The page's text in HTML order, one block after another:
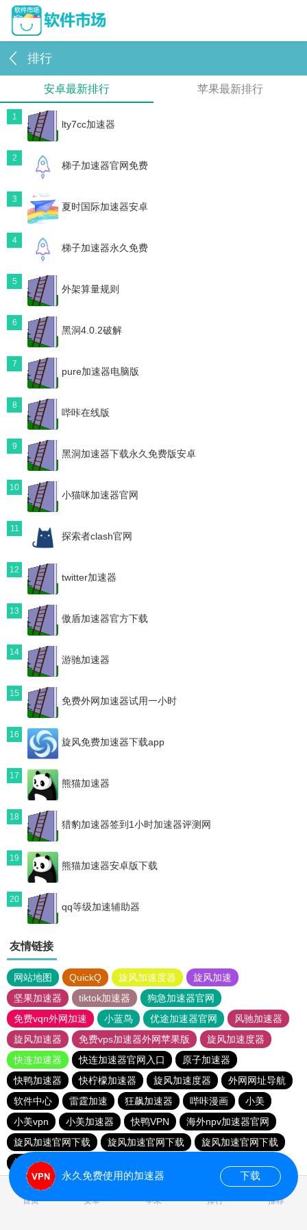
排行
安卓最新排行 苹果最新排行
1
lty7cc加速器
2
梯子加速器官网免费
3
夏时国际加速器安卓
4
梯子加速器永久免费
5
外架算量规则
6
黑洞4.0.2破解
7
pure加速器电脑版
8
哔咔在线版
9
黑洞加速器下载永久免费版安卓
10
小猫咪加速器官网
11
探索者clash官网
12
twitter加速器
13
傲盾加速器官方下载
14
游驰加速器
15
免费外网加速器试用一小时
16
旋风免费加速器下载app
17
熊猫加速器
18
猎豹加速器签到1小时加速器评测网
19
熊猫加速器安卓版下载
20
qq等级加速辅助器
友情链接
网站地图 QuickQ 旋风加速度器
旋风加速
坚果加速器
tiktok加速器
狗急加速器官网
免费vqn外网加速
小蓝鸟 优途加速器官网
风驰加速器
旋风加速器
免费vps加速器外网苹果版
旋风加速度器
快连加速器
快连加速器官网入口
原子加速器
快鸭加速器
快柠檬加速器 旋风加速度器
外网网址导航
软件中心
雷霆加速 狂飙加速器 哔咔漫画
小美
小美vpn
小美加速器 快鸭VPN
海外npv加速器官网
旋风加速官网下载
旋风加速官网下载
旋风加速官网下载
旋风加速官网下载
首页 安卓 苹果 排行 推荐
永久免费使用的加速器 下载